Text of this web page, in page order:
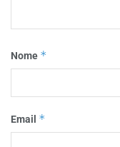
Nome *
Email *